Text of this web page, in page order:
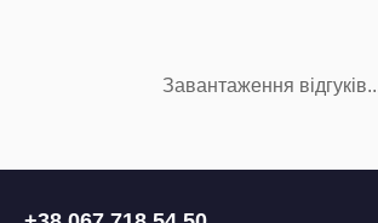
Завантаження